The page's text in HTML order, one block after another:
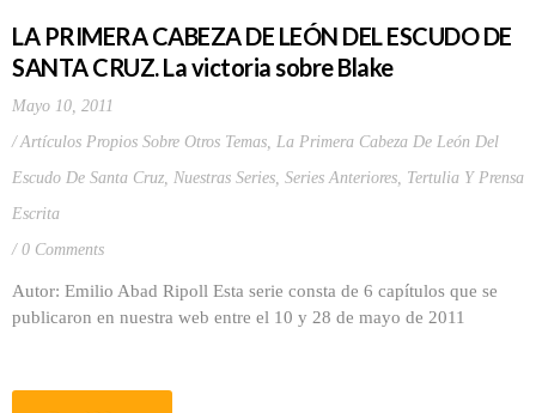
LA PRIMERA CABEZA DE LEÓN DEL ESCUDO DE
SANTA CRUZ. La victoria sobre Blake
Mayo 10, 2011
Artículos Propios Sobre Otros Temas, La Primera Cabeza De León Del
Escudo De Santa Cruz, Nuestras Series, Series Anteriores, Tertulia Y Prensa
Escrita
0 Comments
Autor: Emilio Abad Ripoll Esta serie consta de 6 capítulos que se
publicaron en nuestra web entre el 10 y 28 de mayo de 2011